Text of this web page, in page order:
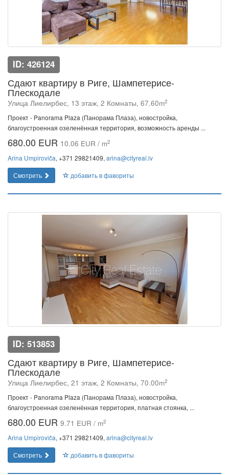
ID: 426124
Сдают квартиру в Риге, Шампетерисе-
Плескодале
Улица Лиелирбес, 13 этаж, 2 Комнаты, 67.60m2
Проект - Panorama Plaza (Панорама Плаза), новостройка,
благоустроенная озеленённая территория, возможность аренды ...
680.00 EUR 10.06 EUR / m2
Arina Umpiroviča, +371 29821409, arina@cityreal.lv
Смотреть
добавить в фавориты
ID: 513853
Сдают квартиру в Риге, Шампетерисе-
Плескодале
Улица Лиелирбес, 21 этаж, 2 Комнаты, 70.00m2
Проект - Panorama Plaza (Панорама Плаза), новостройка,
благоустроенная озеленённая территория, платная стоянка, ...
680.00 EUR 9.71 EUR / m2
Arina Umpiroviča, +371 29821409, arina@cityreal.lv
Смотреть
добавить в фавориты